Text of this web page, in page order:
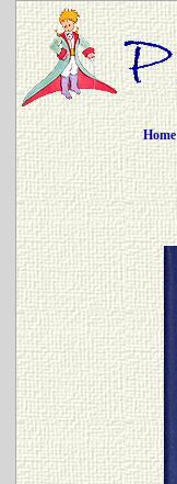
Home